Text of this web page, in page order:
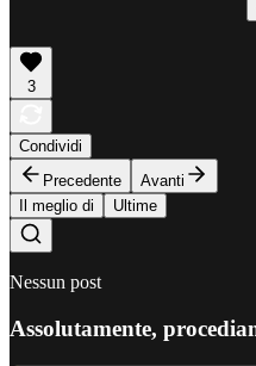
3
Condividi
Precedente
Avanti
Il meglio di
Ultime
Nessun post
Assolutamente,